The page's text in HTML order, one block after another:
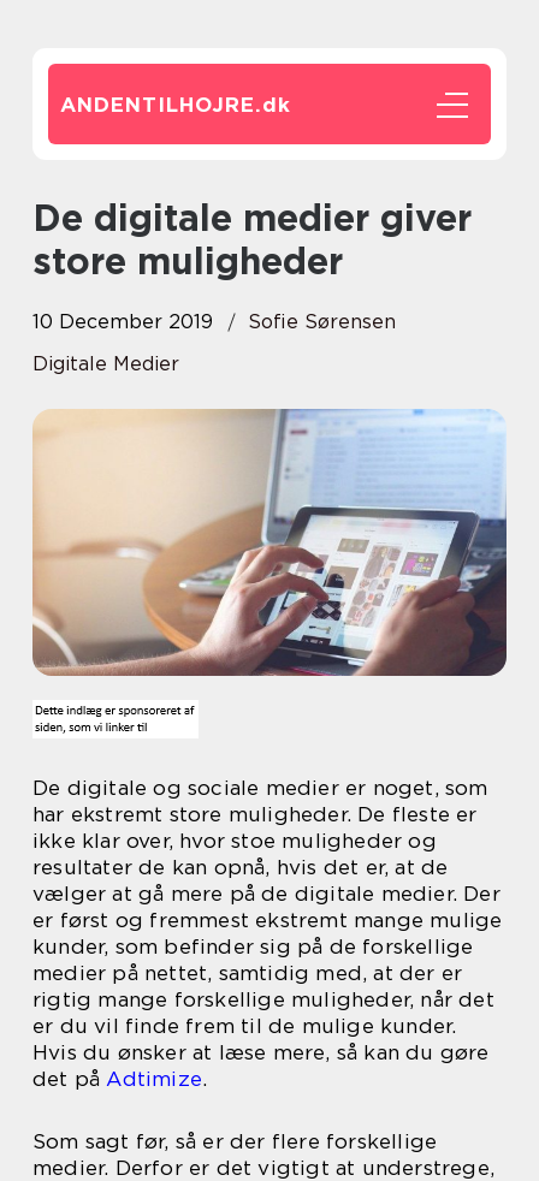
ANDENTILHOJRE.dk
De digitale medier giver
store muligheder
10 December 2019
Sofie Sørensen
Digitale Medier
De digitale og sociale medier er noget, som
har ekstremt store muligheder. De fleste er
ikke klar over, hvor stoe muligheder og
resultater de kan opnå, hvis det er, at de
vælger at gå mere på de digitale medier. Der
er først og fremmest ekstremt mange mulige
kunder, som befinder sig på de forskellige
medier på nettet, samtidig med, at der er
rigtig mange forskellige muligheder, når det
er du vil finde frem til de mulige kunder.
Hvis du ønsker at læse mere, så kan du gøre
det påAdtimize.
Som sagt før, så er der flere forskellige
medier. Derfor er det vigtigt at understrege,